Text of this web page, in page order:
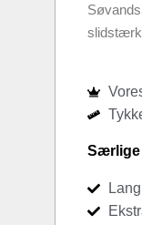
Særlige